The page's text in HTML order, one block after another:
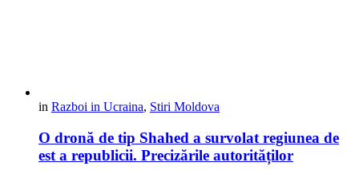
in Razboi in Ucraina, Stiri Moldova
O dronă de tip Shahed a survolat regiunea de
est a republicii. Precizările autorităților